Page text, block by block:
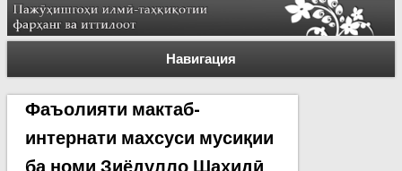
Навигация
Фаъолияти мактаб-
интернати махсуси мусиқии
ба номи Зиёдулло Шаҳидӣ